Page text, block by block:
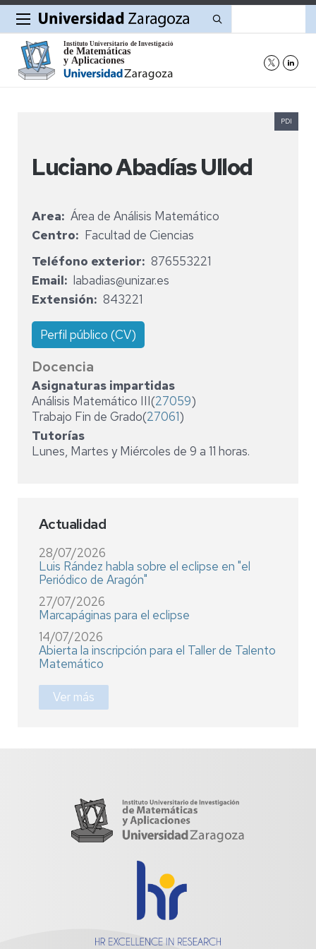
Luciano Abadías Ullod
PDI
Area
Área de Análisis Matemático
Centro
Facultad de Ciencias
Teléfono exterior
876553221
Email
labadias@unizar.es
Extensión
843221
Perfil público (CV)
Docencia
Asignaturas impartidas
Análisis Matemático III(27059)
Trabajo Fin de Grado(27061)
Tutorías
Lunes, Martes y Miércoles de 9 a 11 horas.
Actualidad
28/07/2026
Luis Rández habla sobre el eclipse en "el
Periódico de Aragón"
27/07/2026
Marcapáginas para el eclipse
14/07/2026
Abierta la inscripción para el Taller de Talento
Matemático
Ver más